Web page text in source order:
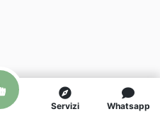
Servizi Whatsapp